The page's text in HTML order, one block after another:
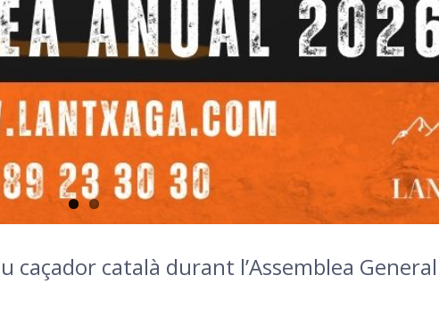
català durant l’Assemblea